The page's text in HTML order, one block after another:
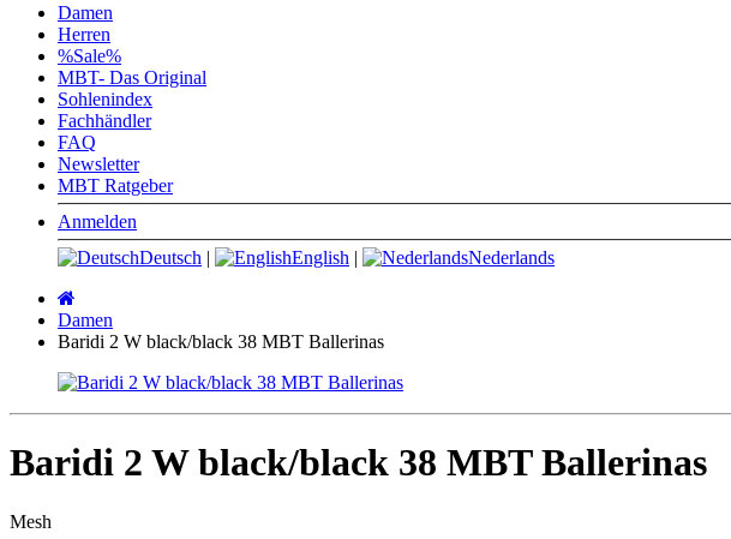
Damen
Herren
%Sale%
MBT- Das Original
Sohlenindex
Fachhändler
FAQ
Newsletter
MBT Ratgeber
Anmelden
Deutsch | English |
Nederlands
Damen
Baridi 2 W black/black 38 MBT Ballerinas
Baridi 2 W black/black 38 MBT Ballerinas
Mesh